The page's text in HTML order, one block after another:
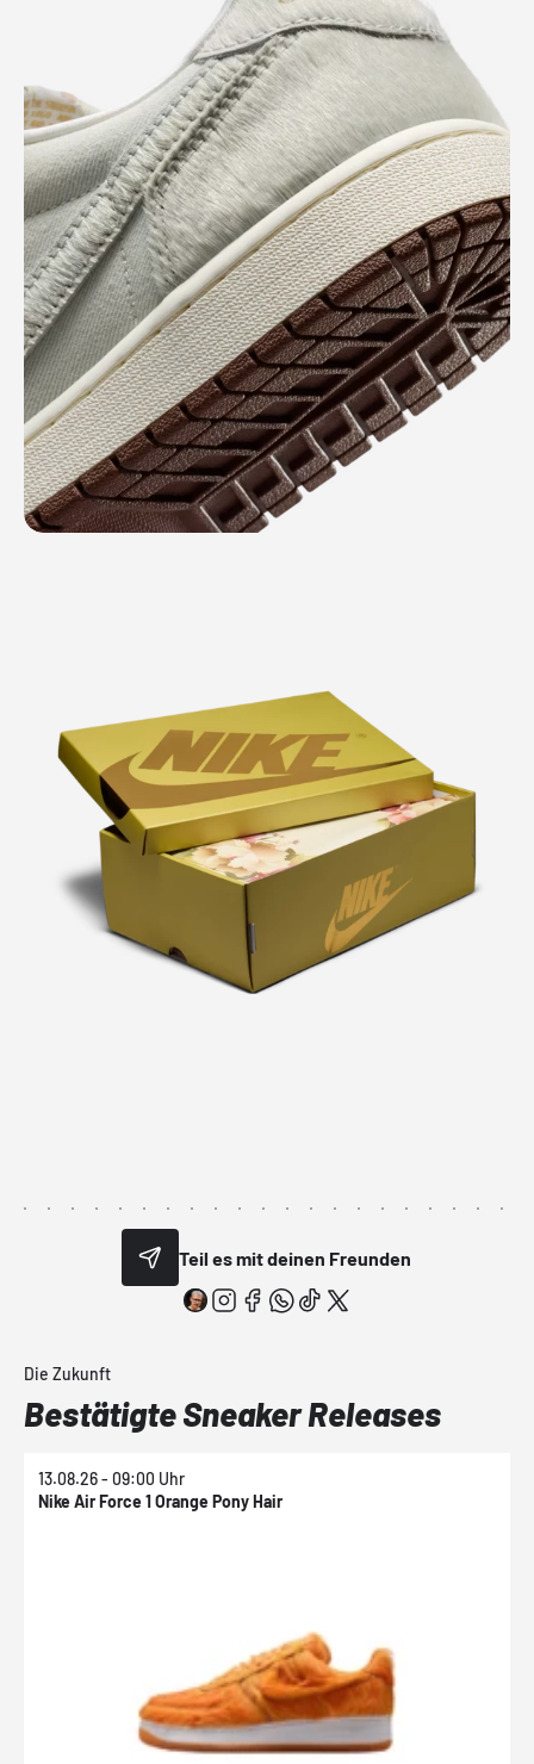
Teil es mit deinen Freunden
Die Zukunft
Bestätigte Sneaker Releases
13.08.26 - 09:00 Uhr
Nike Air Force 1 Orange Pony Hair